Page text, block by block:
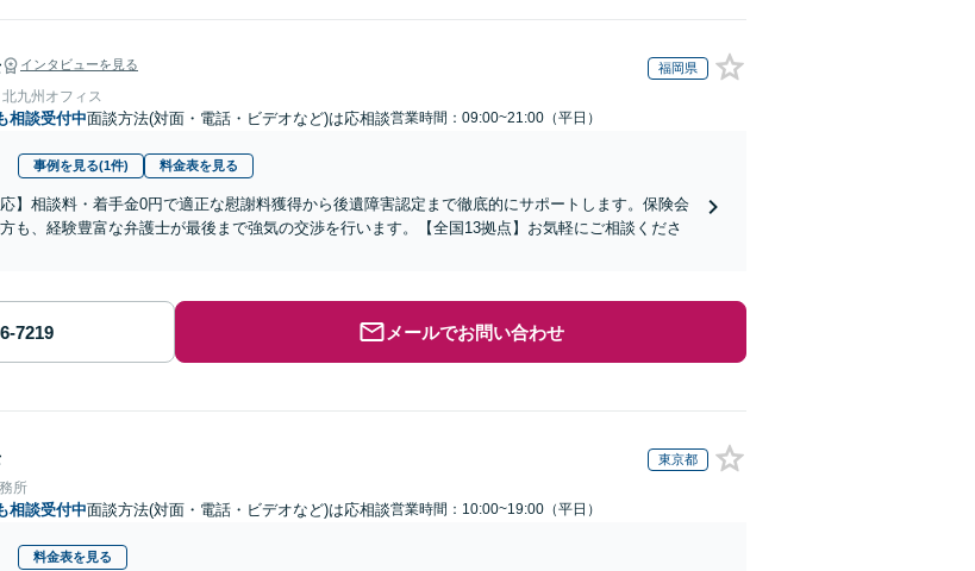
インタビューを見る 福岡県
九州オフィス
相談受付中面談方法(対面・電話・ビデオなど)は応相談営業時間：09:00~21:00（平日）
事例を見る(1件) 料金表を見る
応】相談料・着手金0円で適正な慰謝料獲得から後遺障害認定まで徹底的にサポートします。保険会
も、経験豊富な弁護士が最後まで強気の交渉を行います。【全国13拠点】お気軽にご相談くださ
メールでお問い合わせ
東京都
所
相談受付中面談方法(対面・電話・ビデオなど)は応相談営業時間：10:00~19:00（平日）
料金表を見る